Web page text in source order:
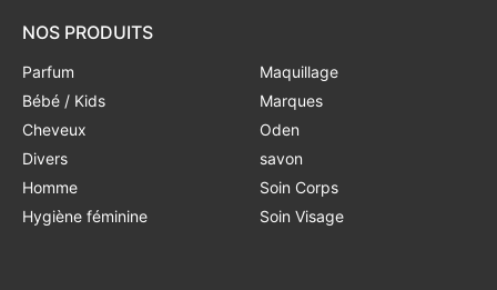
NOS PRODUITS
Parfum
Bébé / Kids
Cheveux
Divers
Homme
Hygiène féminine
Maquillage
Marques
Oden
savon
Soin Corps
Soin Visage